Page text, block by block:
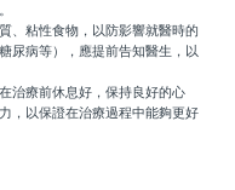
粘性食物，以防影響就醫時的
尿病等），應提前告知醫生，以
療前休息好，保持良好的心
，以保證在治療過程中能夠更好